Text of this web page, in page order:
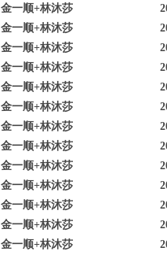
金一顺+林沐莎
金一顺+林沐莎
金一顺+林沐莎
金一顺+林沐莎
金一顺+林沐莎
金一顺+林沐莎
金一顺+林沐莎
金一顺+林沐莎
金一顺+林沐莎
金一顺+林沐莎
金一顺+林沐莎
金一顺+林沐莎
金一顺+林沐莎